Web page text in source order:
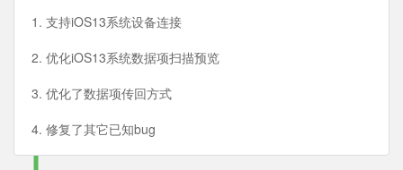
1. 支持iOS13系统设备连接
2. 优化iOS13系统数据项扫描预览
3. 优化了数据项传回方式
4. 修复了其它已知bug